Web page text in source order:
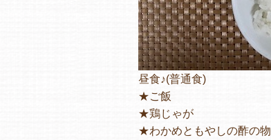
昼食♪(普通食)
★ご飯
★鶏じゃが
★わかめともやしの酢の物